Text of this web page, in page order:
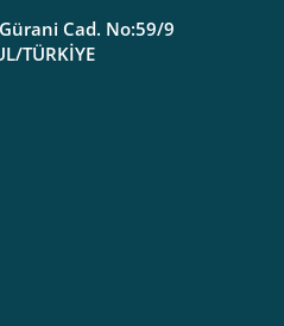
Cad. No:59/9
TÜRKİYE